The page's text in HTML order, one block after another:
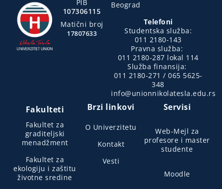
PIB
107306115
Matični broj
17807633
Beograd
Telefoni
Studentska služba:
011 2180-143
Pravna služba:
011 2180-287 lokal 114
Služba finansija:
011 2180-271 / 065 5625-
348
info@unionnikolatesla.edu.rs
Fakulteti
Fakultet za
graditeljski
menadžment
Fakultet za
ekologiju i zaštitu
životne sredine
Brzi linkovi
O Univerzitetu
Kontakt
Vesti
Servisi
Web-Mejl za
profesore i master
studente
Moodle